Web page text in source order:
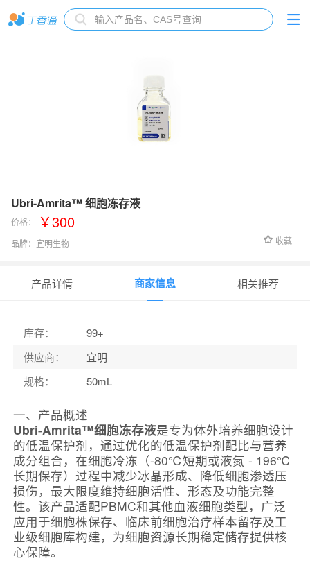
Ubri-Amrita™ 细胞冻存液
价格： ￥300
品牌： 宜明生物 收藏
产品详情 商家信息 相关推荐
库存：
99+
供应商：
宜明
规格： 50mL
一、产品概述
Ubri-Amrita™细胞冻存液是专为体外培养细胞设计
的低温保护剂，通过优化的低温保护剂配比与营养
成分组合，在细胞冷冻（-80℃短期或液氮 - 196℃
长期保存）过程中减少冰晶形成、降低细胞渗透压
损伤，最大限度维持细胞活性、形态及功能完整
性。该产品适配PBMC和其他血液细胞类型，广泛
应用于细胞株保存、临床前细胞治疗样本留存及工
业级细胞库构建，为细胞资源长期稳定储存提供核
心保障。